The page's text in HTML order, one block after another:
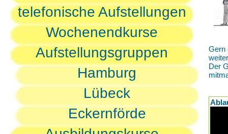
telefonische Aufstellungen
Wochenendkurse
Aufstellungsgruppen
Hamburg
Lübeck
Eckernförde
Gern
Der